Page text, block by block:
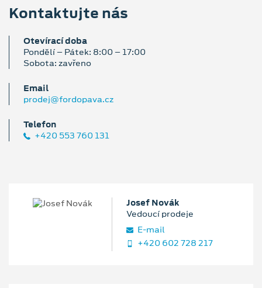
Kontaktujte nás
Otevírací doba
Pondělí – Pátek: 8:00 – 17:00
Sobota: zavřeno
Email
prodej@fordopava.cz
Telefon
+420 553 760 131
Josef Novák
Vedoucí prodeje
E‑mail
+420 602 728 217